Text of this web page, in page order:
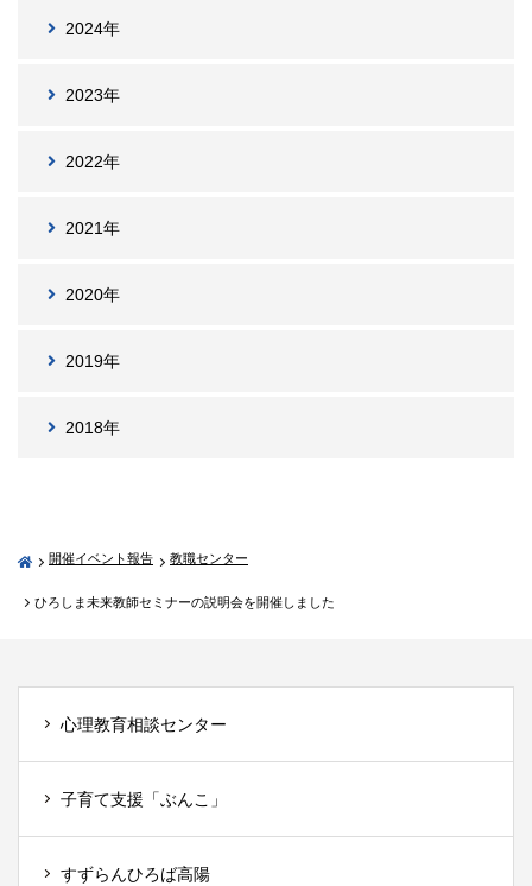
2024年
2023年
2022年
2021年
2020年
2019年
2018年
開催イベント報告 教職センター
ひろしま未来教師セミナーの説明会を開催しました
心理教育相談センター
子育て支援「ぶんこ」
すずらんひろば高陽